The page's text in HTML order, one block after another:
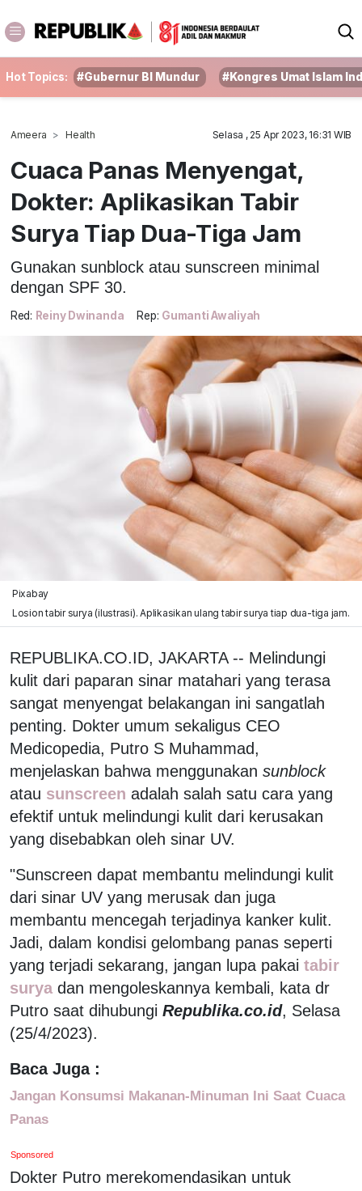
Hot Topics: #Gubernur BI Mundur #Kongres Umat Islam
Ameera Health Selasa , 25 Apr 2023, 16:31 WIB
Cuaca Panas Menyengat,
Dokter: Aplikasikan Tabir
Surya Tiap Dua-Tiga Jam
Gunakan sunblock atau sunscreen minimal
dengan SPF 30.
Red: Reiny Dwinanda Rep: Gumanti Awaliyah
Pixabay
Losion tabir surya (ilustrasi). Aplikasikan ulang tabir surya tiap dua-tiga jam.
REPUBLIKA.CO.ID, JAKARTA -- Melindungi
kulit dari paparan sinar matahari yang terasa
sangat menyengat belakangan ini sangatlah
penting. Dokter umum sekaligus CEO
Medicopedia, Putro S Muhammad,
menjelaskan bahwa menggunakan sunblock
atau sunscreen adalah salah satu cara yang
efektif untuk melindungi kulit dari kerusakan
yang disebabkan oleh sinar UV.
"Sunscreen dapat membantu melindungi kulit
dari sinar UV yang merusak dan juga
membantu mencegah terjadinya kanker kulit.
Jadi, dalam kondisi gelombang panas seperti
yang terjadi sekarang, jangan lupa pakai tabir
surya dan mengoleskannya kembali, kata dr
Putro saat dihubungi Republika.co.id, Selasa
(25/4/2023).
Baca Juga :
Jangan Konsumsi Makanan-Minuman Ini Saat Cuaca
Panas
Sponsored
Dokter Putro merekomendasikan untuk